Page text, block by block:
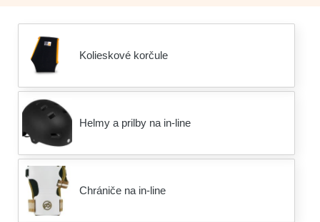
Kolieskové korčule
Helmy a prilby na in-line
Chrániče na in-line